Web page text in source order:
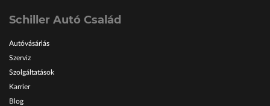
Schiller Autó Család
Autóvásárlás
Szerviz
Szolgáltatások
Karrier
Blog